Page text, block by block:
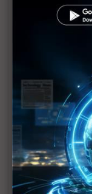
伊朗偵測雷達
中東戰火虎頭
應對記憶體缺
戰速決是世界之
美伊戰爭恐拖
營運重點
石油、氦與溴